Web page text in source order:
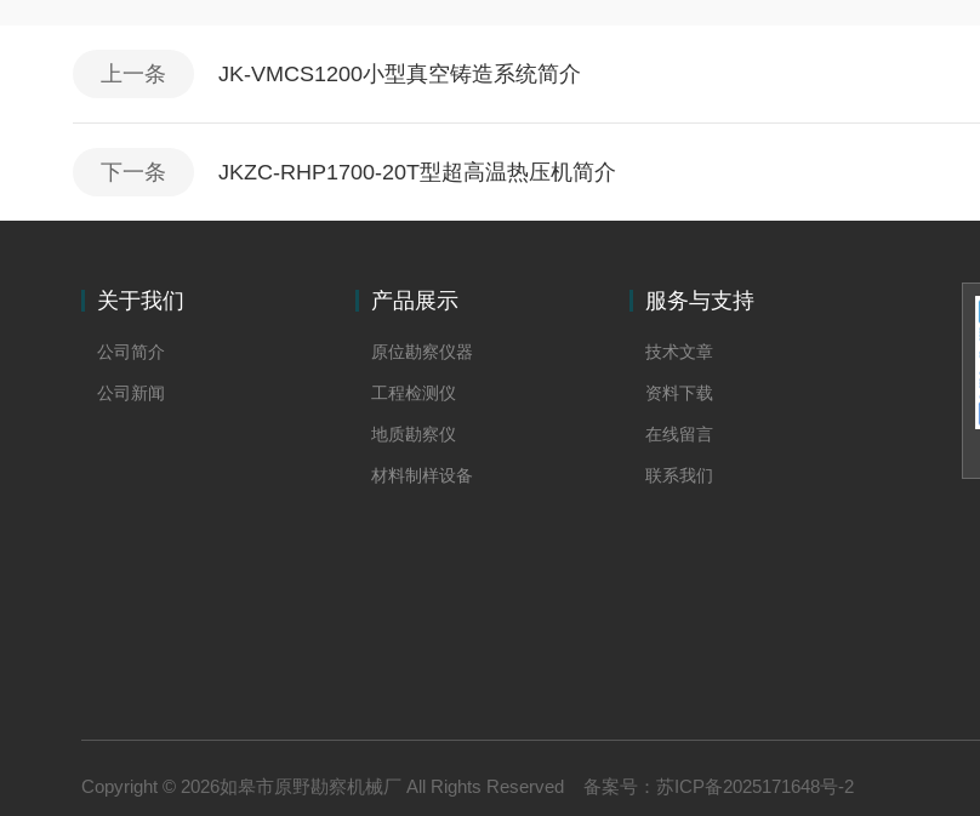
上一条 JK-VMCS1200小型真空铸造系统简介
下一条 JKZC-RHP1700-20T型超高温热压机简介
关于我们
公司简介
公司新闻
产品展示
原位勘察仪器
工程检测仪
地质勘察仪
材料制样设备
服务与支持
技术文章
资料下载
在线留言
联系我们
Copyright © 2026如皋市原野勘察机械厂 All Rights Reserved 备案号：苏ICP备2025171648号-2